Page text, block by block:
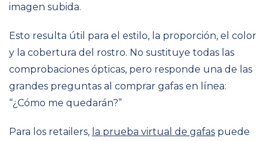
imagen subida.
Esto resulta útil para el estilo, la proporción, el color
y la cobertura del rostro. No sustituye todas las
comprobaciones ópticas, pero responde una de las
grandes preguntas al comprar gafas en línea:
“¿Cómo me quedarán?”
Para los retailers, la prueba virtual de gafas puede